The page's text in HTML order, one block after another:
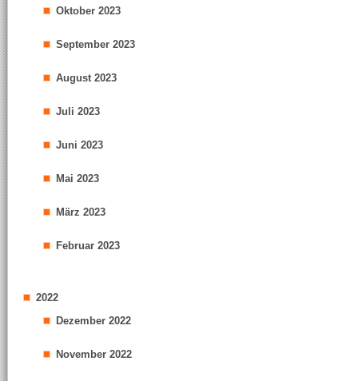
Oktober 2023
September 2023
August 2023
Juli 2023
Juni 2023
Mai 2023
März 2023
Februar 2023
2022
Dezember 2022
November 2022